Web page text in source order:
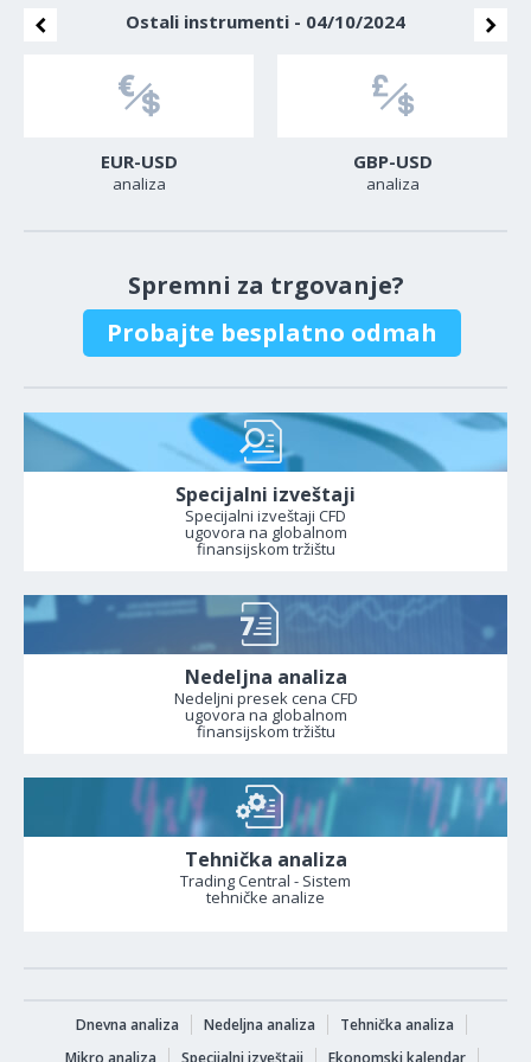
Ostali instrumenti - 04/10/2024
EUR-USD
analiza
GBP-USD
analiza
Spremni za trgovanje?
Probajte besplatno odmah
Specijalni izveštaji
Specijalni izveštaji CFD
ugovora na globalnom
finansijskom tržištu
Nedeljna analiza
Nedeljni presek cena CFD
ugovora na globalnom
finansijskom tržištu
Tehnička analiza
Trading Central - Sistem
tehničke analize
Dnevna analiza Nedeljna analiza
Tehnička analiza
Mikro analiza
Specijalni izveštaji Ekonomski kalendar